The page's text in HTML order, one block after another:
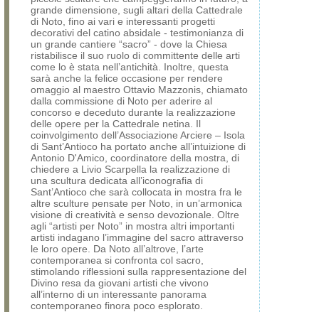
grande dimensione, sugli altari della Cattedrale
di Noto, fino ai vari e interessanti progetti
decorativi del catino absidale - testimonianza di
un grande cantiere “sacro” - dove la Chiesa
ristabilisce il suo ruolo di committente delle arti
come lo è stata nell’antichità. Inoltre, questa
sarà anche la felice occasione per rendere
omaggio al maestro Ottavio Mazzonis, chiamato
dalla commissione di Noto per aderire al
concorso e deceduto durante la realizzazione
delle opere per la Cattedrale netina. Il
coinvolgimento dell’Associazione Arciere – Isola
di Sant’Antioco ha portato anche all’intuizione di
Antonio D'Amico, coordinatore della mostra, di
chiedere a Livio Scarpella la realizzazione di
una scultura dedicata all’iconografia di
Sant’Antioco che sarà collocata in mostra fra le
altre sculture pensate per Noto, in un’armonica
visione di creatività e senso devozionale. Oltre
agli “artisti per Noto” in mostra altri importanti
artisti indagano l’immagine del sacro attraverso
le loro opere. Da Noto all’altrove, l’arte
contemporanea si confronta col sacro,
stimolando riflessioni sulla rappresentazione del
Divino resa da giovani artisti che vivono
all’interno di un interessante panorama
contemporaneo finora poco esplorato.